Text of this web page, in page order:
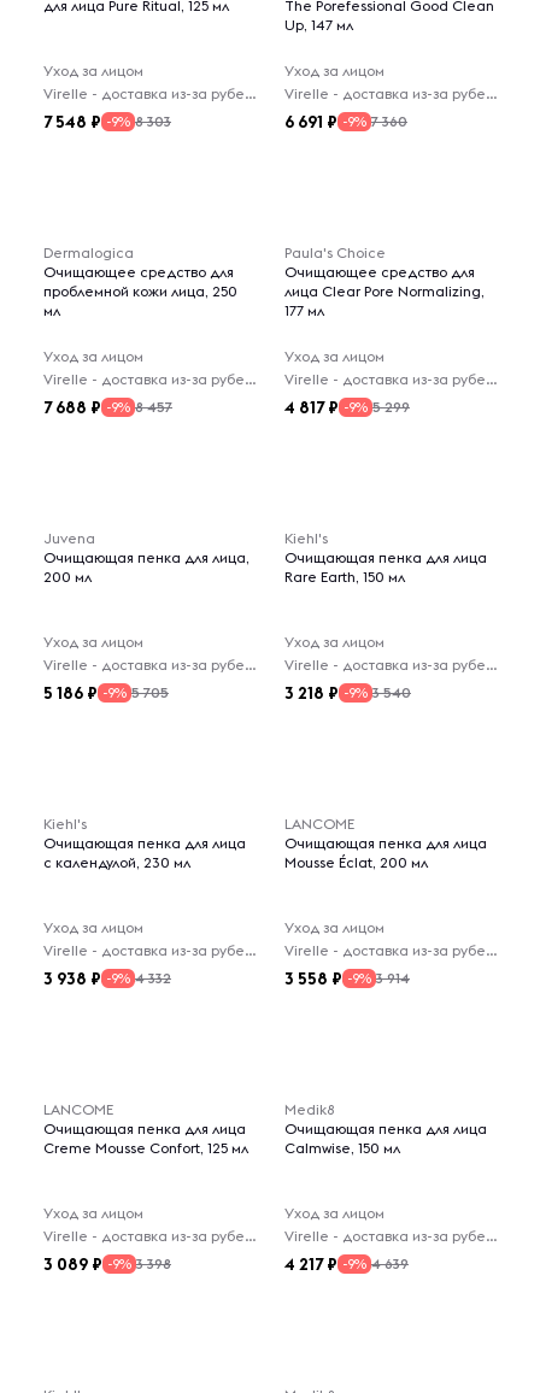
для лица Pure Ritual, 125 мл
Уход за лицом
Virelle - доставка из-за рубежа
7 548 -9% 8 303
The Porefessional Good Clean
Up, 147 мл
Уход за лицом
Virelle - доставка из-за рубежа
6 691 -9% 7 360
Dermalogica
Очищающее средство для
проблемной кожи лица, 250
мл
Уход за лицом
Virelle - доставка из-за рубежа
7 688 -9% 8 457
Paula's Choice
Очищающее средство для
лица Clear Pore Normalizing,
177 мл
Уход за лицом
Virelle - доставка из-за рубежа
4 817 -9% 5 299
Juvena
Очищающая пенка для лица,
200 мл
Уход за лицом
Virelle - доставка из-за рубежа
5 186 -9% 5 705
Kiehl's
Очищающая пенка для лица
Rare Earth, 150 мл
Уход за лицом
Virelle - доставка из-за рубежа
3 218 -9% 3 540
Kiehl's
Очищающая пенка для лица
с календулой, 230 мл
Уход за лицом
Virelle - доставка из-за рубежа
3 938 -9% 4 332
LANCOME
Очищающая пенка для лица
Mousse Éclat, 200 мл
Уход за лицом
Virelle - доставка из-за рубежа
3 558 -9% 3 914
LANCOME
Очищающая пенка для лица
Creme Mousse Confort, 125 мл
Уход за лицом
Virelle - доставка из-за рубежа
3 089 -9% 3 398
Medik8
Очищающая пенка для лица
Calmwise, 150 мл
Уход за лицом
Virelle - доставка из-за рубежа
4 217 -9% 4 639